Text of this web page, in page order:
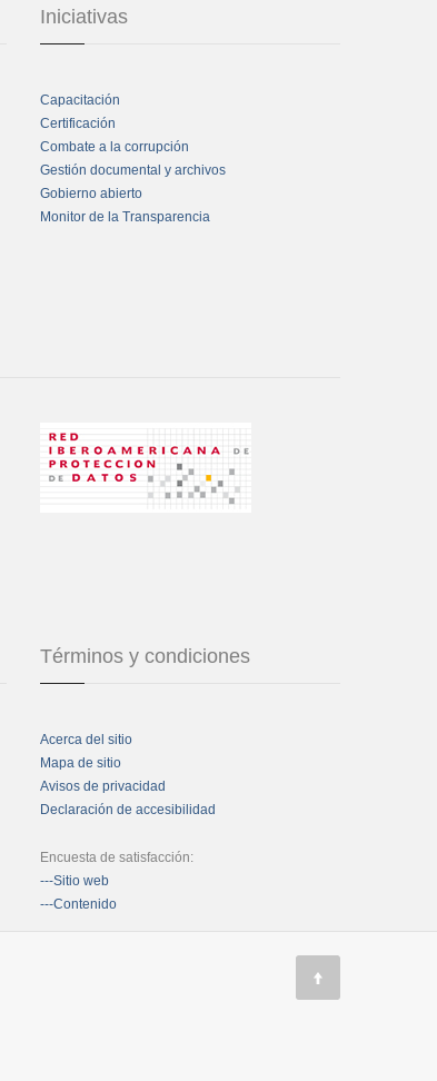
Iniciativas
Capacitación
Certificación
Combate a la corrupción
Gestión documental y archivos
Gobierno abierto
Monitor de la Transparencia
Términos y condiciones
Acerca del sitio
Mapa de sitio
Avisos de privacidad
Declaración de accesibilidad
Encuesta de satisfacción:
---Sitio web
---Contenido